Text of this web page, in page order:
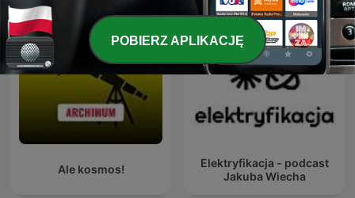
Ale kosmos!
Elektryfikacja - podcast
Jakuba Wiecha
POBIERZ APLIKACJĘ